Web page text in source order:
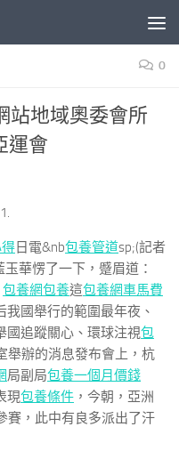
0
站地域奧委會所
運會
日電&nb包養管道sp;(記者
華愣了一下，蹙眉道：
包養網包養這包養網車馬費
國舉行的範圍最年夜、
國追蹤關心、環球注視包
舉辦的消息發布會上，杭
局副局包養一個月價錢
現包養條件 ，今朝，亞洲
賽，此中有良多派出了汗